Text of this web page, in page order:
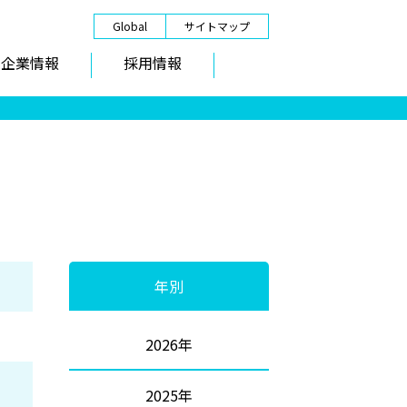
Global サイトマップ
企業情報 採用情報
年別
2026年
2025年